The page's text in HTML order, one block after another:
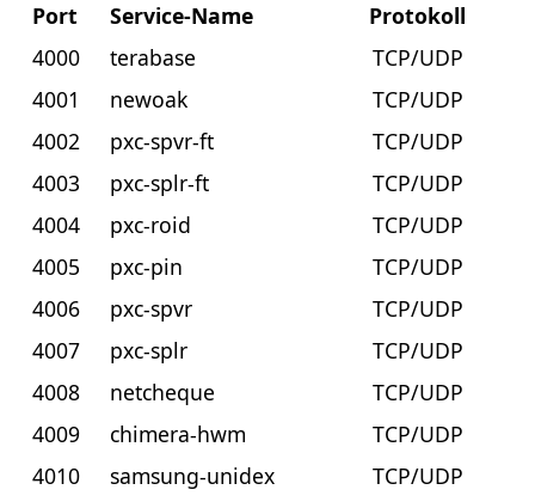
Port Service-Name
Protokoll
4000
terabase
TCP/UDP
4001
newoak
TCP/UDP
4002
pxc-spvr-ft
TCP/UDP
4003
pxc-splr-ft
TCP/UDP
4004
pxc-roid
TCP/UDP
4005
pxc-pin
TCP/UDP
4006
pxc-spvr
TCP/UDP
4007
pxc-splr
TCP/UDP
4008
netcheque
TCP/UDP
4009
chimera-hwm
TCP/UDP
4010
samsung-unidex
TCP/UDP